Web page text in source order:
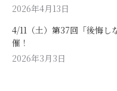
2026年4月13日
4/11（土）第37回「後悔し
催！
2026年3月3日